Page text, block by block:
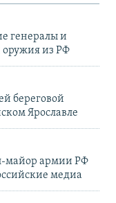
генералы и
оружия из РФ
береговой
Ярославле
майор армии РФ
медиа